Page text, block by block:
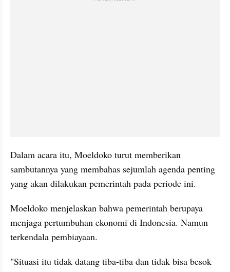
Dalam acara itu, Moeldoko turut memberikan
sambutannya yang membahas sejumlah agenda penting
yang akan dilakukan pemerintah pada periode ini.
Moeldoko menjelaskan bahwa pemerintah berupaya
menjaga pertumbuhan ekonomi di Indonesia. Namun
terkendala pembiayaan.
"Situasi itu tidak datang tiba-tiba dan tidak bisa besok